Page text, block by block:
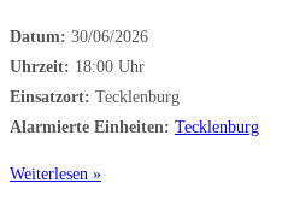
Datum: 30/06/2026
Uhrzeit: 18:00 Uhr
Einsatzort: Tecklenburg
Alarmierte Einheiten: Tecklenburg
Weiterlesen »